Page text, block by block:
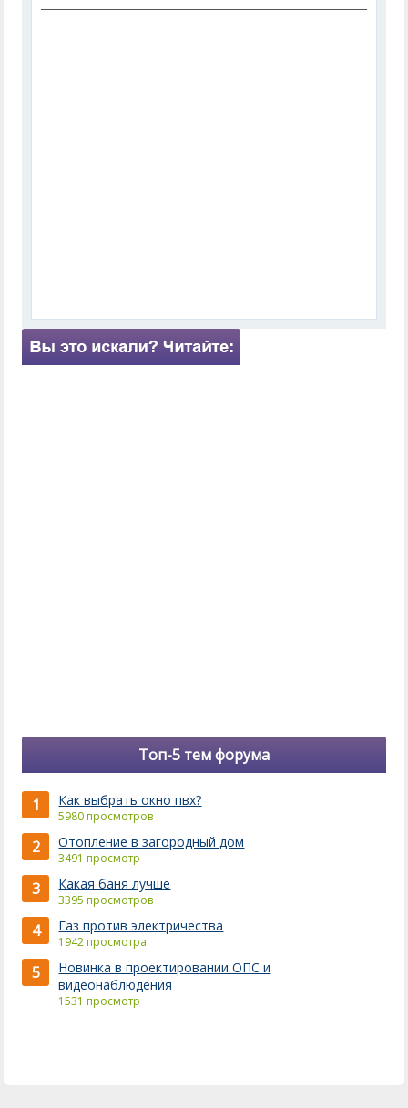
Топ-5 тем форума
1 Как выбрать окно пвх?
5980 просмотров
2 Отопление в загородный дом
3491 просмотр
3 Какая баня лучше
3395 просмотров
4 Газ против электричества
1942 просмотра
5
Новинка в проектировании ОПС и
видеонаблюдения
1531 просмотр